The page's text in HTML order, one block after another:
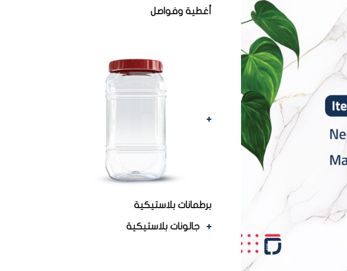
أغطية وفواصل
برطمانات بلاستيكية
جالونات بلاستيكية